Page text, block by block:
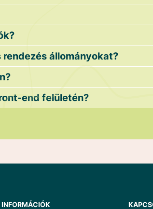
állományokat?
end felületén?